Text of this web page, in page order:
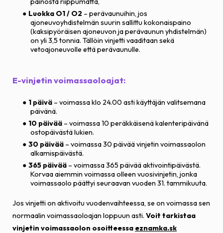
Luokka O1 / O2 – perävaunuihin, jos
ajoneuvoyhdistelmän suurin sallittu kokonaispaino
(kaksipyöräisen ajoneuvon ja perävaunun yhdistelmän)
on yli 3,5 tonnia. Tällöin vinjetti vaaditaan sekä
vetoajoneuvolle että perävaunulle.
E-vinjetin voimassaoloajat:
1 päivä – voimassa klo 24.00 asti käyttäjän valitsemana
päivänä.
10 päivää – voimassa 10 peräkkäisenä kalenteripäivänä
ostopäivästä lukien.
30 päivää – voimassa 30 päivää vinjetin voimassaolon
alkamispäivästä.
365 päivää – voimassa 365 päivää aktivointipäivästä.
Korvaa aiemmin voimassa olleen vuosivinjetin, jonka
voimassaolo päättyi seuraavan vuoden 31. tammikuuta.
Jos vinjetti on aktivoitu vuodenvaihteessa, se on voimassa sen
normaalin voimassaoloajan loppuun asti. Voit tarkistaa
vinjetin voimassaolon osoitteessa eznamka.sk